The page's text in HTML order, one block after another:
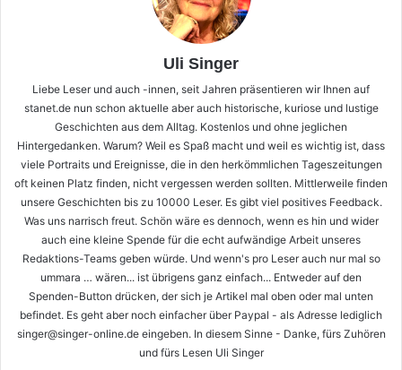
Uli Singer
Liebe Leser und auch -innen, seit Jahren präsentieren wir Ihnen auf
stanet.de nun schon aktuelle aber auch historische, kuriose und lustige
Geschichten aus dem Alltag. Kostenlos und ohne jeglichen
Hintergedanken. Warum? Weil es Spaß macht und weil es wichtig ist, dass
viele Portraits und Ereignisse, die in den herkömmlichen Tageszeitungen
oft keinen Platz finden, nicht vergessen werden sollten. Mittlerweile finden
unsere Geschichten bis zu 10000 Leser. Es gibt viel positives Feedback.
Was uns narrisch freut. Schön wäre es dennoch, wenn es hin und wider
auch eine kleine Spende für die echt aufwändige Arbeit unseres
Redaktions-Teams geben würde. Und wenn's pro Leser auch nur mal so
ummara … wären... ist übrigens ganz einfach... Entweder auf den
Spenden-Button drücken, der sich je Artikel mal oben oder mal unten
befindet. Es geht aber noch einfacher über Paypal - als Adresse lediglich
singer@singer-online.de eingeben. In diesem Sinne - Danke, fürs Zuhören
und fürs Lesen Uli Singer